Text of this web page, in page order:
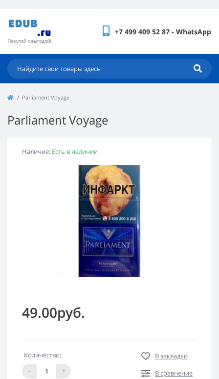
+7 499 409 52 87 - WhatsApp
Parliament Voyage
Parliament Voyage
Наличие: Есть в наличии
49.00руб.
Количество:
-
+
В закладки
В сравнение